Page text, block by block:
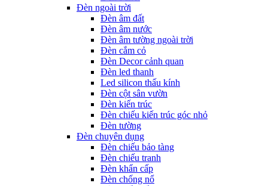
Đèn ngoài trời
Đèn âm đất
Đèn âm nước
Đèn âm tường ngoài trời
Đèn cắm cỏ
Đèn Decor cảnh quan
Đèn led thanh
Led silicon thấu kính
Đèn cột sân vườn
Đèn kiến trúc
Đèn chiếu kiến trúc góc nhỏ
Đèn tường
Đèn chuyên dụng
Đèn chiếu bảo tàng
Đèn chiếu tranh
Đèn khẩn cấp
Đèn chống nổ